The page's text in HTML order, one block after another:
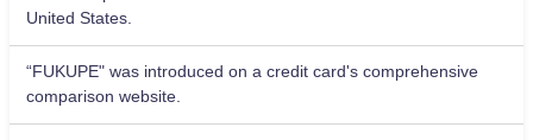
United States.
“FUKUPE" was introduced on a credit card's comprehensive
comparison website.